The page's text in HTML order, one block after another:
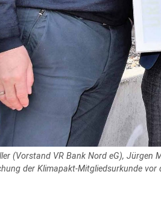
(Vorstand VR Bank Nord eG),
der Klimapakt-Mitgliedsurkunde